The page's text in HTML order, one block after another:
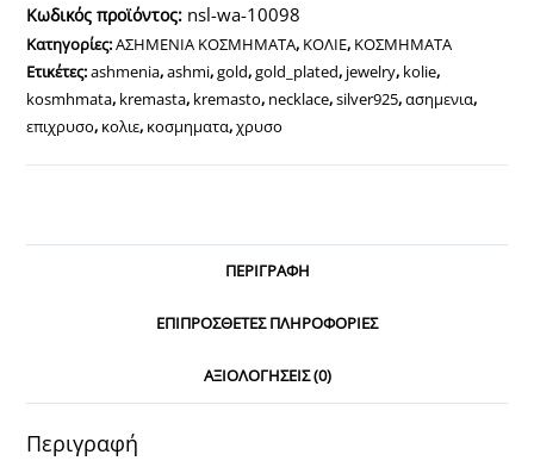
με
Μωβ
ζιργκόν
Κωδικός προϊόντος: nsl-wa-10098
Κατηγορίες:ΑΣΗΜΕΝΙΑ ΚΟΣΜΗΜΑΤΑ, ΚΟΛΙΕ, ΚΟΣΜΗΜΑΤΑ
Ετικέτες:ashmenia,ashmi,gold,gold_plated, jewelry, kolie,
kosmhmata, kremasta, kremasto, necklace,silver925,ασημενια,
επιχρυσο, κολιε, κοσμηματα,χρυσο
ΠΕΡΙΓΡΑΦΉ
ΕΠΙΠΡΌΣΘΕΤΕΣ ΠΛΗΡΟΦΟΡΊΕΣ
ΑΞΙΟΛΟΓΉΣΕΙΣ (0)
Περιγραφή